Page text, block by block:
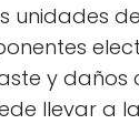
unidades
y daños
llevar a